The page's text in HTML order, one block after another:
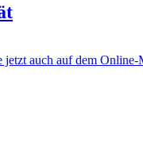
auch auf dem